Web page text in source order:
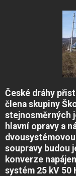
České dráhy
člena skupiny
stejnosměrných
hlavní opravy a
soupravy budou
konverze
systém 25 kV 50